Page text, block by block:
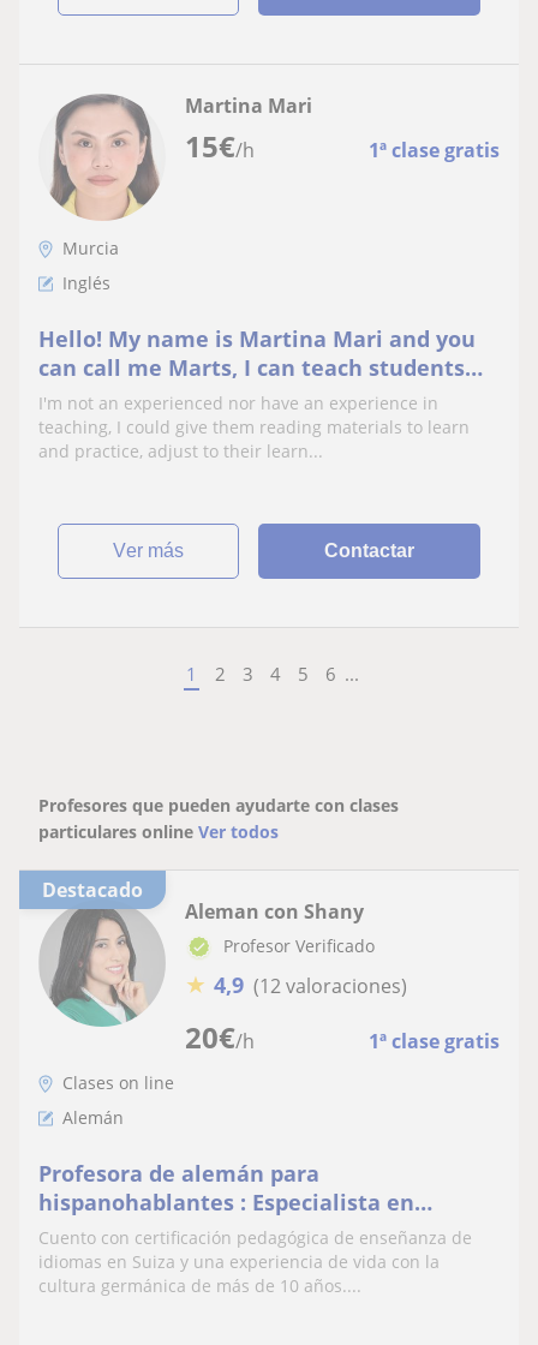
15€/h 1ª clase gratis
Martina Mari
Murcia
Inglés
Hello! My name is Martina Mari and you
can call me Marts, I can teach students
from all sorts of level and age. I hope the
student will enjoy learning the english
language. I could adjust base on the
I'm not an experienced nor have an experience in
teaching, I could give them reading materials to learn
and practice, adjust to their learn...
ver más Contactar
1 2 3 4 5 6 ...
Profesores que pueden ayudarte con clases
particulares online Ver todos
Destacado
20€/h 1ª clase gratis
Aleman con Shany
Profesor Verificado
★ 4,9 (12 valoraciones)
Clases on line
Alemán
Profesora de alemán para
hispanohablantes : Especialista en
fonética y pronunciación
Cuento con certificación pedagógica de enseñanza de
idiomas en Suiza y una experiencia de vida con la
cultura germánica de más de 10 años....